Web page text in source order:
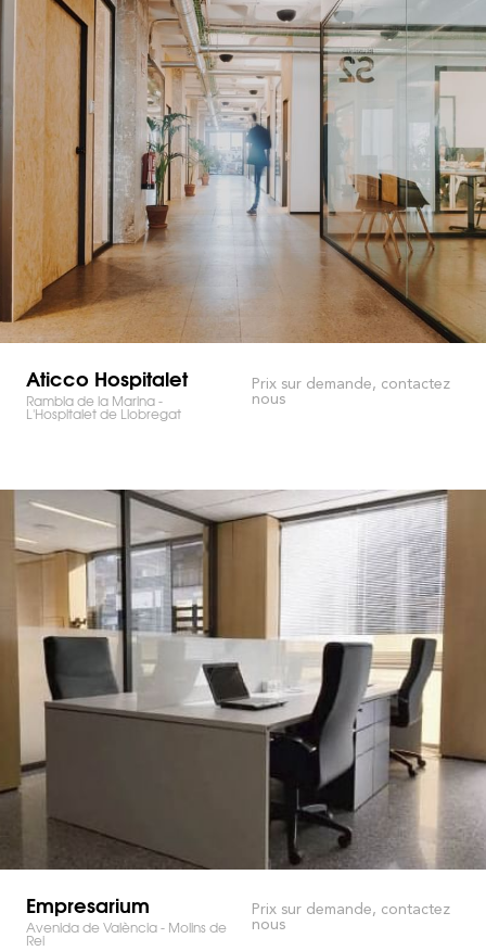
Aticco Hospitalet
Rambla de la Marina -
L'Hospitalet de Llobregat
Prix sur demande, contactez
nous
Empresarium
Avenida de València - Molins de
Rei
Prix sur demande, contactez
nous